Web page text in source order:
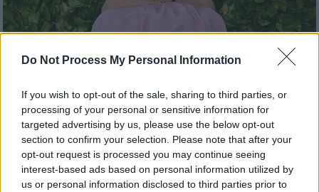
Do Not Process My Personal Information
If you wish to opt-out of the sale, sharing to third parties, or
processing of your personal or sensitive information for
targeted advertising by us, please use the below opt-out
section to confirm your selection. Please note that after your
opt-out request is processed you may continue seeing
interest-based ads based on personal information utilized by
us or personal information disclosed to third parties prior to
Lifestyle |10.03.2026 13:12
Η Ριάνα εγκαταλείπει προσωρινά το Λος
Άντζελες μετά την επίθεση με
πυροβολισμούς